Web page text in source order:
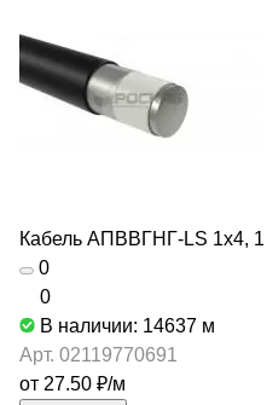
Кабель АПВВГНГ-LS 1х4, 1
0
0
В наличии: 14637 м
Арт. 02119770691
от 27.50 ₽/м